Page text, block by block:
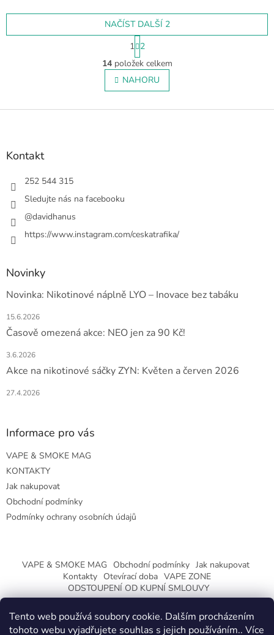
Tento web používá soubory cookie. Dalším procházením
tohoto webu vyjadřujete souhlas s jejich používáním.. Více
O
v
l
á
p
NAČÍST DALŠÍ 2
S
t
r
á
n
k
v
1 2
14položek celkem
NAHORU
Z
Kontakt
252 544 315
Sledujte nás na facebooku
@davidhanus
https://www.instagram.com/ceskatrafika/
Novinky
Novinka: Nikotinové náplně LYO – Inovace bez tabáku
15.6.2026
Časově omezená akce: NEO jen za 90 Kč!
3.6.2026
Akce na nikotinové sáčky ZYN: Květen a červen 2026
27.4.2026
Informace pro vás
VAPE & SMOKE MAG
KONTAKTY
Jak nakupovat
Obchodní podmínky
Podmínky ochrany osobních údajů
VAPE & SMOKE MAG Obchodní podmínky Jak nakupovat
Kontakty Otevírací doba VAPE ZONE
ODSTOUPENÍ OD KUPNÍ SMLOUVY